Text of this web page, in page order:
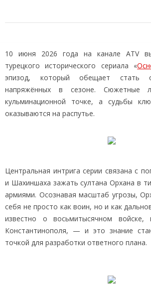
10 июня 2026 года на канале ATV
турецкого исторического сериала «
эпизод, который обещает стать
напряжённых в сезоне. Сюжетные
кульминационной точке, а судьбы
оказываются на распутье.
Центральная интрига серии связана с
и Шахиншаха зажать султана Орхана в
армиями. Осознавая масштаб угрозы,
себя не просто как воин, но и как
известно о восьмитысячном войске,
Константинополя, — и это знание
точкой для разработки ответного плана.